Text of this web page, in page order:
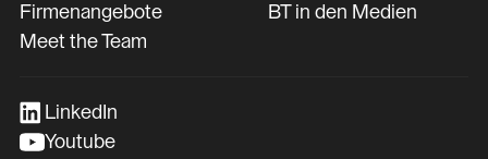
Firmenangebote
Meet the Team
BT in den Medien
LinkedIn
Youtube